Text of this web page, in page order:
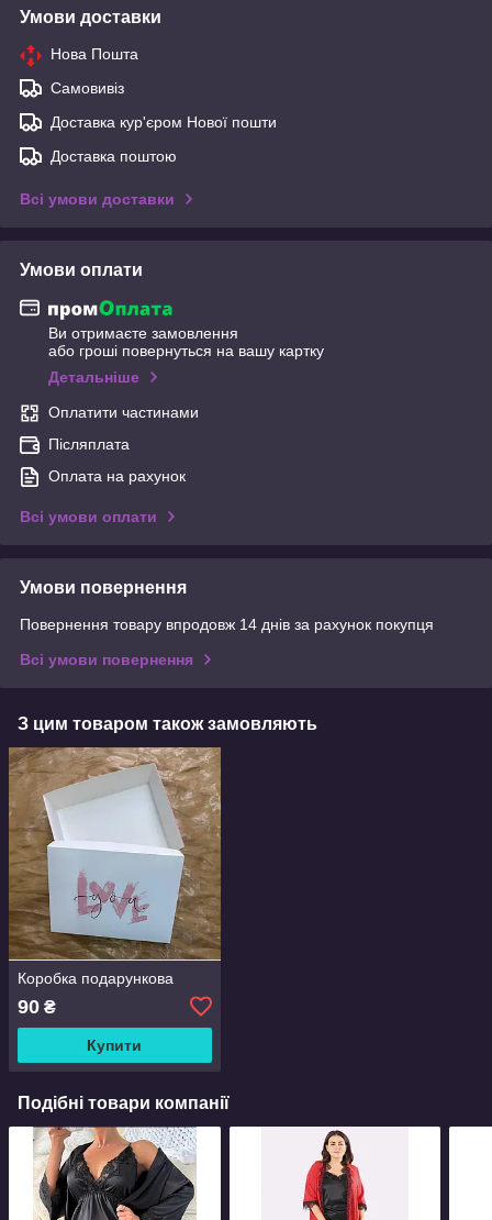
Умови доставки
Нова Пошта
Самовивіз
Доставка кур'єром Нової пошти
Доставка поштою
Всі умови доставки
Умови оплати
Ви отримаєте замовлення
або гроші повернуться на вашу картку
Детальніше
Оплатити частинами
Післяплата
Оплата на рахунок
Всі умови оплати
Умови повернення
Повернення товару впродовж 14 днів за рахунок покупця
Всі умови повернення
З цим товаром також замовляють
Коробка подарункова
90 ₴
Купити
Подібні товари компанії